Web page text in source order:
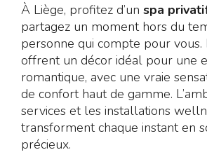
À Liège, profitez d’un spa
partagez un moment hors du
personne qui compte pour vous.
offrent un décor idéal pour une
romantique, avec une vraie
de confort haut de gamme.
services et les installations
transforment chaque instant en
précieux.